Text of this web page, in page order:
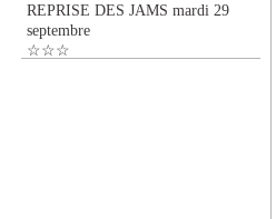
REPRISE DES JAMS mardi 29
septembre
☆☆☆